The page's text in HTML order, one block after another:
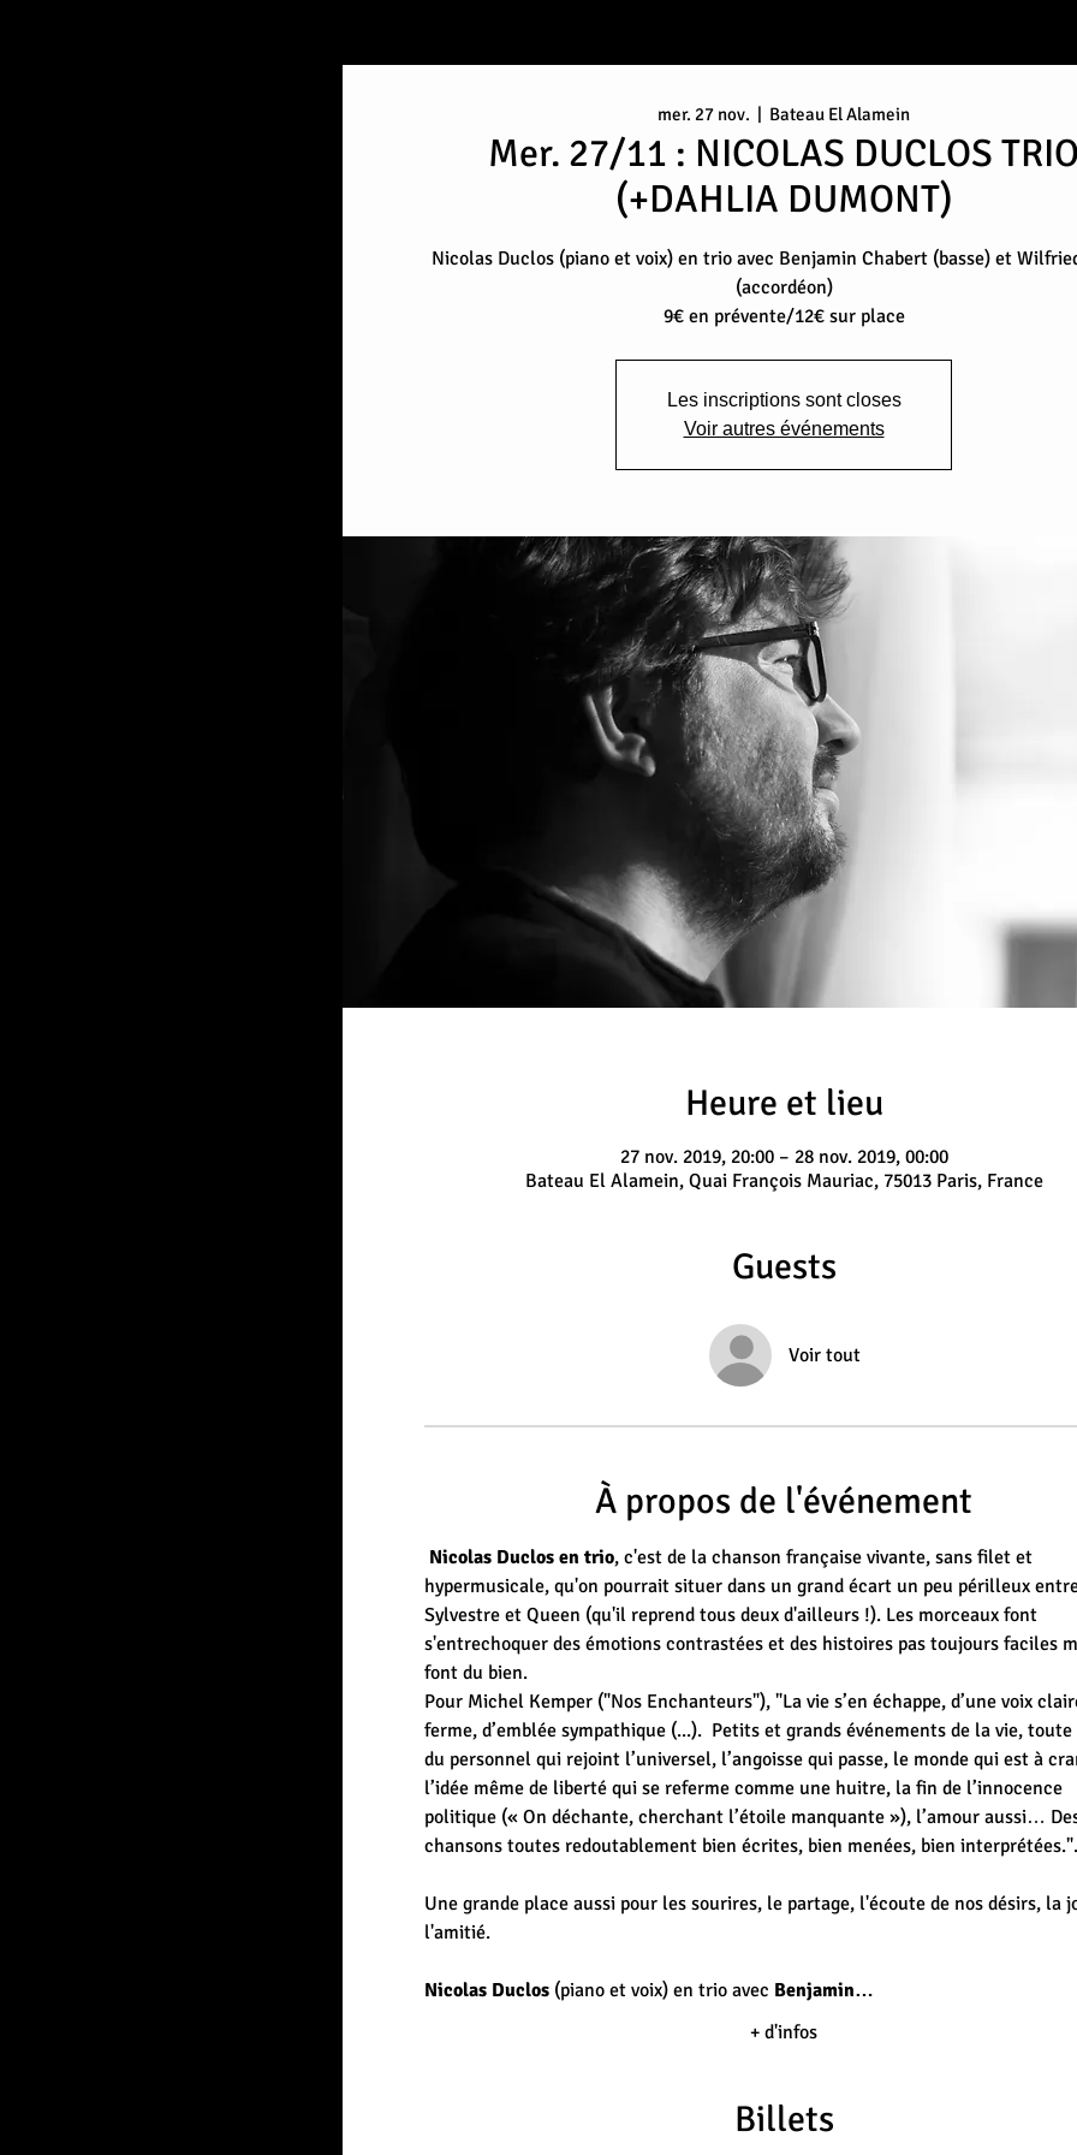
mer. 27 nov.
  |
Bateau El Alamein
Mer. 27/11 : NICOLAS DUCLOS TRIO
(+DAHLIA DUMONT)
Nicolas Duclos (piano et voix) en trio avec Benjamin Chabert (basse) et
(accordéon)
9€ en prévente/12€ sur place
Les inscriptions sont closes
Voir autres événements
Heure et lieu
27 nov. 2019, 20:00 – 28 nov. 2019, 00:00
Bateau El Alamein, Quai François Mauriac, 75013 Paris, France
Guests
Voir tout
À propos de l'événement
Nicolas Duclos en trio, c'est de la chanson française vivante, sans filet et
hypermusicale, qu'on pourrait situer dans un grand écart un peu périlleux
Sylvestre et Queen (qu'il reprend tous deux d'ailleurs !). Les morceaux font
s'entrechoquer des émotions contrastées et des histoires pas toujours faciles
font du bien.
Pour Michel Kemper ("Nos Enchanteurs"), "La vie s’en échappe, d’une voix
ferme, d’emblée sympathique (...).  Petits et grands événements de la vie,
du personnel qui rejoint l’universel, l’angoisse qui passe, le monde qui est à
l’idée même de liberté qui se referme comme une huitre, la fin de l’innocence
politique (« On déchante, cherchant l’étoile manquante »), l’amour aussi…
chansons toutes redoutablement bien écrites, bien menées, bien interprétées.".
Une grande place aussi pour les sourires, le partage, l'écoute de nos désirs, la
l'amitié.
Nicolas Duclos (piano et voix) en trio avec Benjamin…
+ d'infos
Billets